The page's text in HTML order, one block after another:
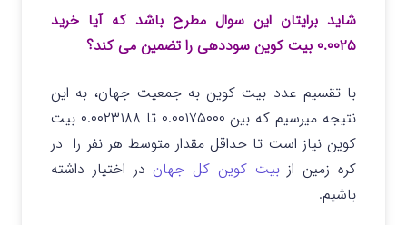
شاید برایتان این سوال مطرح باشد که آیا خرید
۰.۰۰۲۵ بیت کوین سوددهی را تضمین می کند؟
با تقسیم عدد بیت کوین به جمعیت جهان، به این
نتیجه میرسیم که بین ۰.۰۰۱۷۵۰۰۰ تا ۰.۰۰۲۳۱۸۸ بیت
کوین نیاز است تا حداقل مقدار متوسط هر نفر را در
کره زمین ازبیت کوین کل جهان در اختیار داشته
باشیم.